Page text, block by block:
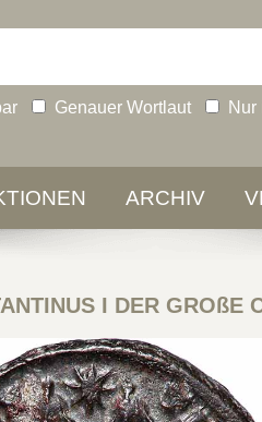
Genauer Wortlaut Nur
ARCHIV
I DER